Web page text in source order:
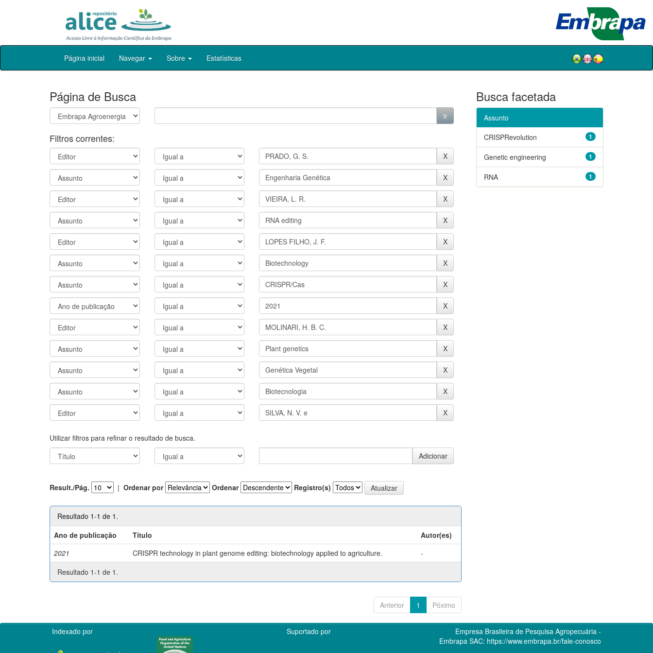
Skip
Página inicial Navegar Sobre Estatísticas
Página de Busca
Filtros correntes:
Utilizar filtros para refinar o resultado de busca.
Result./Pág. | Ordenar por Ordenar Registro(s)
Resultado 1-1 de 1.
Ano de publicação
Título
Autor(es)
2021
CRISPR technology in plant genome editing: biotechnology applied to agriculture.
-
Resultado 1-1 de 1.
Anterior 1 Póximo
Busca facetada
Assunto
1
CRISPRevolution
1
Genetic engineering
1
RNA
Indexado por Suportado por
Empresa Brasileira de Pesquisa Agropecuária -
Embrapa SAC: https://www.embrapa.br/fale-conosco